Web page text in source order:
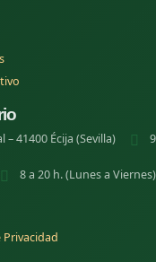
una nueva pestana)
(se abre en una nueva
– 41400 Écija (Sevilla)
8 a 20 h. (Lunes a Viernes)
Privacidad